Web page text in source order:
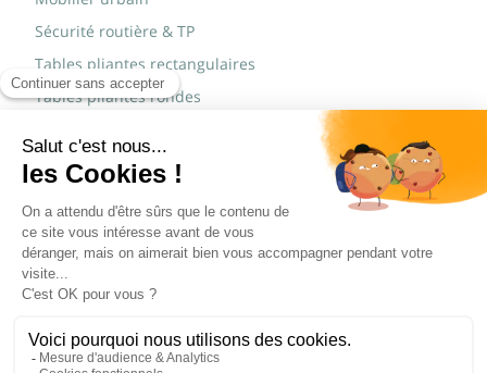
Sécurité routière & TP
Tables pliantes rectangulaires
Tables pliantes rondes
Marques
JAD Groupe
Procity®
© Copyright 2015 - 2026,